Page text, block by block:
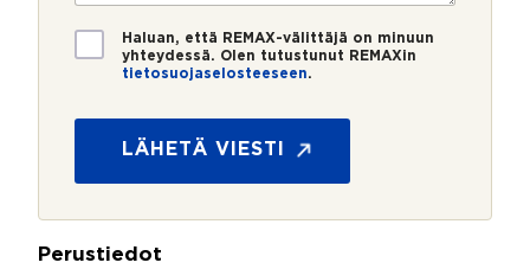
o
*
i
*
T
i
o
*
Haluan, että REMAX-välittäjä on minuun
yhteydessä. Olen tutustunut REMAXin
tietosuojaselosteeseen.
LÄHETÄ VIESTI
Perustiedot